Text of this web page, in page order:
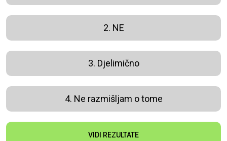
2. NE
3. Djelimično
4. Ne razmišljam o tome
VIDI REZULTATE